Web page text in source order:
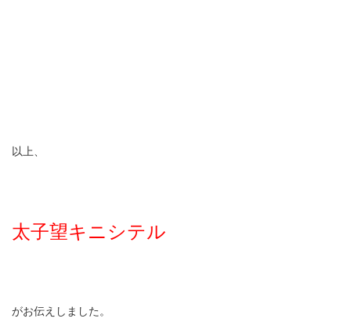
以上、
太子望キニシテル
がお伝えしました。